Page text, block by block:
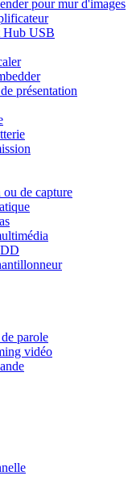
pour mur d'images
Hub USB
présentation
de capture
parole
vidéo